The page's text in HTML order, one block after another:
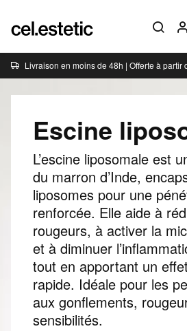
Livraison en moins de 48h | Offerte à partir
Escine
L’escine liposomale est
du marron d’Inde,
liposomes pour une
renforcée. Elle aide à
rougeurs, à activer la
et à diminuer
tout en apportant un
rapide. Idéale pour les
aux gonflements,
sensibilités.